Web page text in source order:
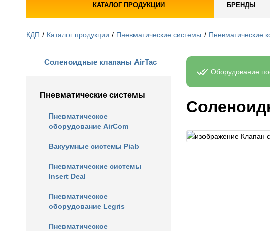
КАТАЛОГ ПРОДУКЦИИ БРЕНДЫ
КДП Каталог продукции Пневматические системы Пневматические
Соленоидные клапаны AirTac
Пневматические системы
Пневматическое
оборудование AirCom
Вакуумные системы Piab
Пневматические системы
Insert Deal
Пневматическое
оборудование Legris
Пневматическое
Оборудование